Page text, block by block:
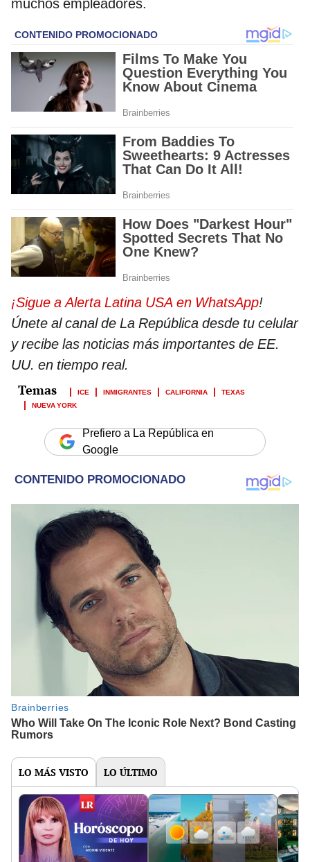
muchos empleadores.
¡Sigue a Alerta Latina USA en WhatsApp!
Únete al canal de La República desde tu celular
y recibe las noticias más importantes de EE.
UU. en tiempo real.
ICE INMIGRANTES CALIFORNIA
TEXAS
NUEVA YORK
Prefiero a La República en
Google
LO MÁS VISTO LO ÚLTIMO